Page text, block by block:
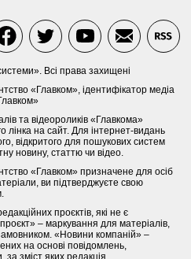
Всі права захищені
«Главком», ідентифікатор медіа
та відеороликів «Главкома»
лінка на сайт. Для інтернет-видань
відкритого для пошукових систем
новину, статтю чи відео.
«Главком» призначене для осіб
ви підтверджуєте свою
проєктів, які не є
– маркування для матеріалів,
«Новини компаній» –
на основі повідомлень,
зміст яких редакція